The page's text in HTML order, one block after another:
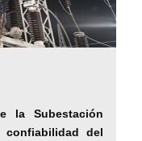
la Subestación
confiabilidad del